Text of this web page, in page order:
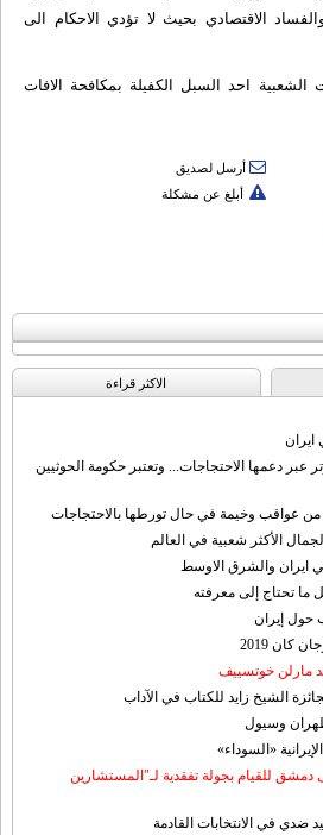
الاقتصادي بحیث لا تؤدي الاحكام الى
الشعبیة احد السبل الكفیلة بمكافحة الافات
أرسل لصديق
أبلغ عن مشكلة
الاکثر قراءة
عبر دعمها الاحتجاجات... وتعتبر حكومة الحوثيين
من عواقب وخيمة في حال تورطها بالاحتجاجات
الأكثر شعبية في العالم
في ايران والشرق الاوسط
ما تحتاج إلى معرفته
حول إيران
مارلن خوتسييف
الشيخ زايد للكتاب في الآداب
طهران وسيول
«السوداء»
دمشق للقيام بجولة تفقدية لـ"المستشارين
ضدي في الانتخابات القادمة